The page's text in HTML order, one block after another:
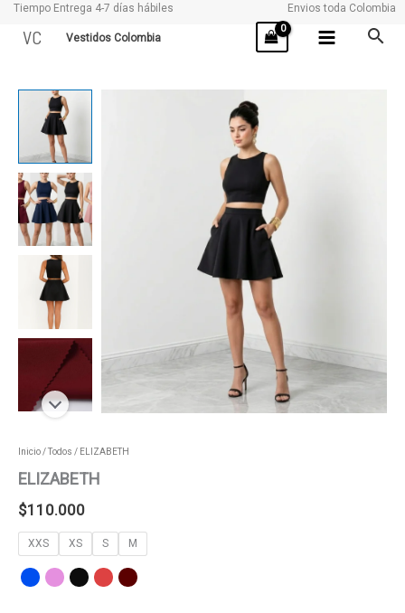
Tiempo Entrega 4-7 días hábiles Envios toda Colombia
VC Vestidos Colombia
Inicio/Todos / ELIZABETH
ELIZABETH
$110.000
XXS XS S M
ELIZABETH
cantidad